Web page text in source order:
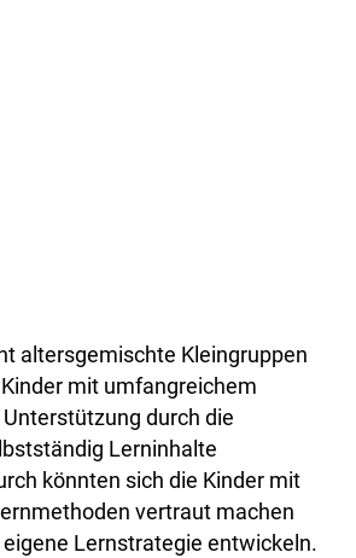
altersgemischte Kleingruppen
mit umfangreichem
durch die
Lerninhalte
könnten sich die Kinder mit
vertraut machen
eigene Lernstrategie entwickeln.